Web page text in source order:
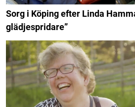
Sorg i Köping efter Linda
glädjespridare”